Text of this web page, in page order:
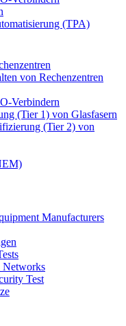
(TPA)
von Rechenzentren
Verbindern
(Tier 1) von Glasfasern
(Tier 2) von
Manufacturers
Networks
Test